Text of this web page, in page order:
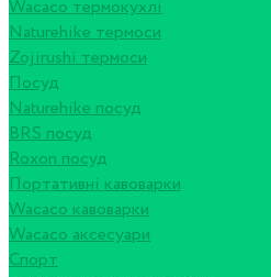
Wacaco термокухлі
Naturehike термоси
Zojirushi термоси
Посуд
Naturehike посуд
BRS посуд
Roxon посуд
Портативні кавоварки
Wacaco кавоварки
Wacaco аксесуари
Спорт